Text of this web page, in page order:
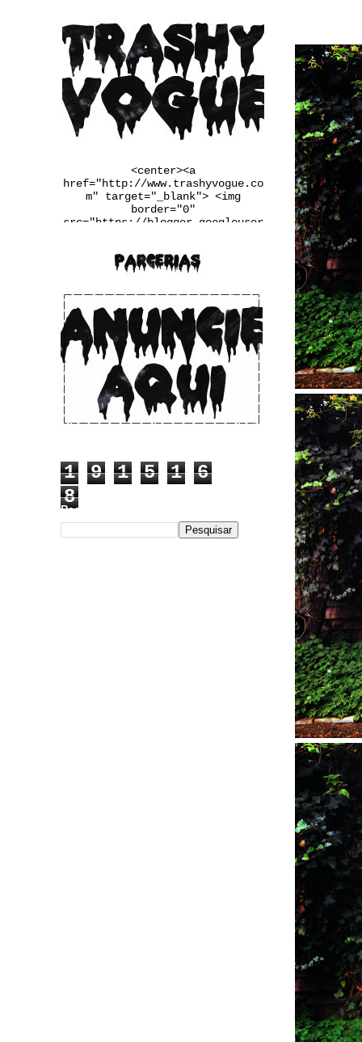
<center><a
href="http://www.trashyvogue.co
m" target="_blank"> <img
border="0"
src="https://blogger.googleuser
u3wSj4vLaL0MiWcMlkIIq9N34UaFq6Q
2PRlYxiF4jDxtfiTugVHzJnj1Ba6pxQ
__FSINM8VGJk_Qmcvbc6_ws4rbqoBF5
QX4QiDxgIn65NudFdVd2BUwJbJw/w25
0-h167-no/banner.jpg" /></a>
</center>
1 9 1 5 1
6
8
Pesquisar este blog